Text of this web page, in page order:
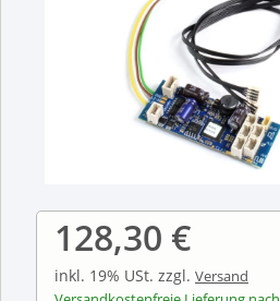
128,30 €
inkl. 19% USt. zzgl. Versand